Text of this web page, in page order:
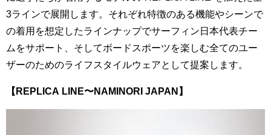
3ラインで展開します。それぞれ特徴のある機能やシーンで
の着用を想定したラインナップでサーフィン日本代表チー
ムをサポート、そしてボードスポーツを楽しむ全てのユー
ザーのためのライフスタイルウェアとして提案します。
【 R EPLICA LINE〜NAMINORI JAPAN 】